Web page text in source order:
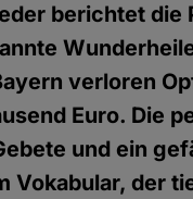
berichtet die
verloren
Euro. Die
und ein
Vokabular, der